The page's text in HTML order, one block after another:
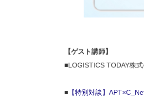
【ゲスト講師】
■LOGISTICS TODAY株
■ 【特別対談】